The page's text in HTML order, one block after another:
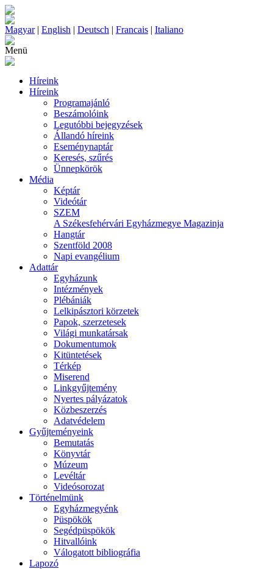
Magyar| English | Deutsch | Francais | Italiano
Menü
Híreink
Híreink
Programajánló
Beszámolóink
Legutóbbi bejegyzések
Állandó híreink
Eseménynaptár
Keresés, szűrés
Ünnepkörök
Média
Képtár
Videótár
SZEM
A Székesfehérvári Egyházmegye Magazinja
Hangtár
Szentföld 2008
Napi evangélium
Adattár
Egyházunk
Intézmények
Plébániák
Lelkipásztori körzetek
Papok, szerzetesek
Világi munkatársak
Dokumentumok
Kitüntetések
Térkép
Miserend
Linkgyűjtemény
Nyertes pályázatok
Közbeszerzés
Adatvédelem
Gyűjteményeink
Bemutatás
Könyvtár
Múzeum
Levéltár
Videósorozat
Történelmünk
Egyházmegyénk
Püspökök
Segédpüspökök
Hitvallóink
Válogatott bibliográfia
Lapozó